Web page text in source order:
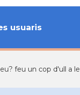
usuaris
feu un cop d'ull a